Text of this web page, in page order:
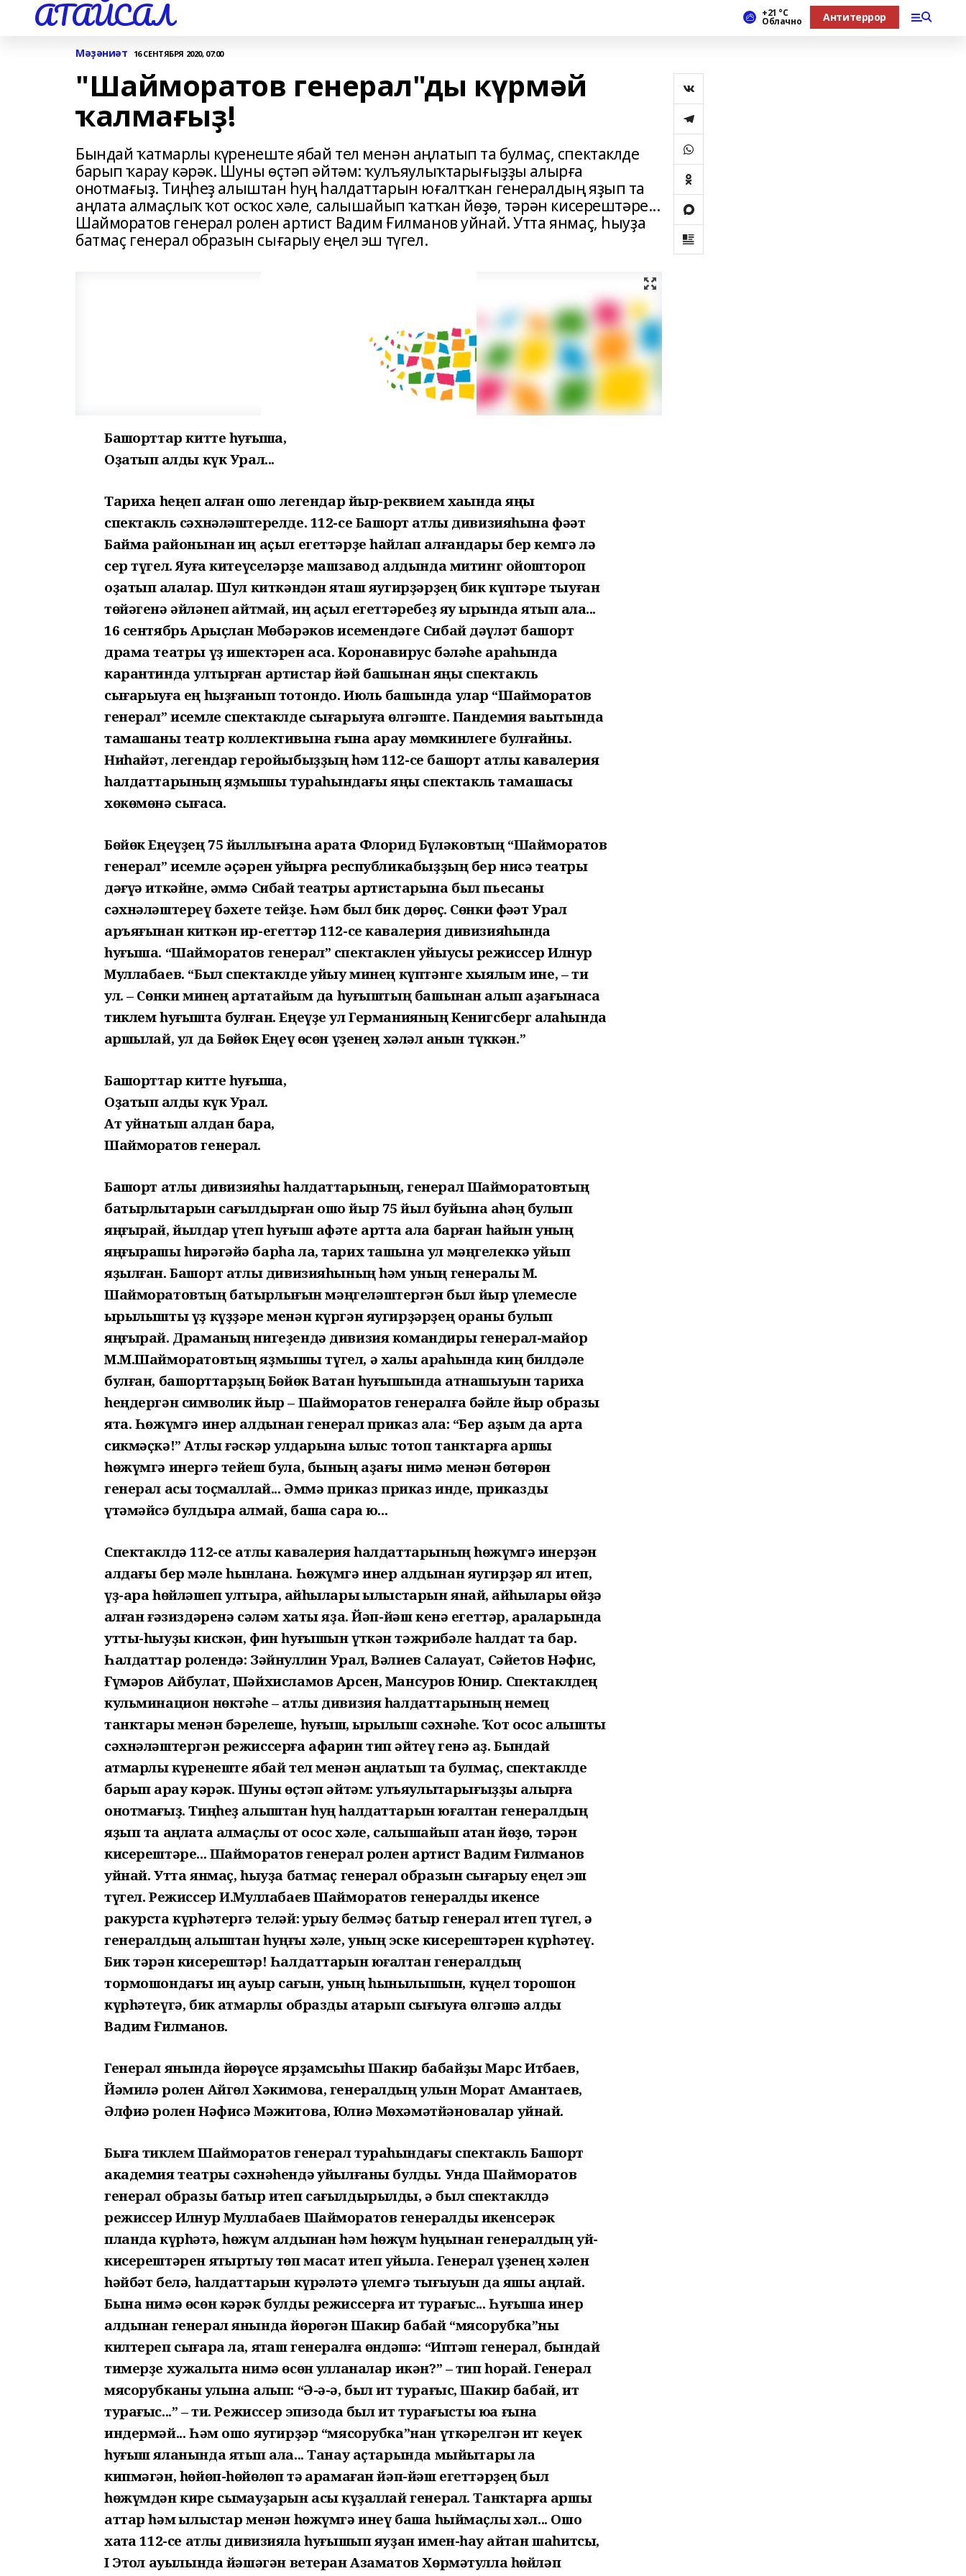
АТАЙСАЛ +21 °С
Облачно Антитеррор
Мәҙәниәт 16 СЕНТЯБРЯ 2020, 07:00
"Шайморатов генерал"ды күрмәй
ҡалмағыҙ!
Бындай ҡатмарлы күренеште ябай тел менән аңлатып та булмаҫ, спектаклде
барып ҡарау кәрәк. Шуны өҫтәп әйтәм: ҡулъяулыҡтарығыҙҙы алырға
онотмағыҙ. Тиңһеҙ алыштан һуң һалдаттарын юғалтҡан генералдың яҙып та
аңлата алмаҫлыҡ ҡот осҡос хәле, салышайып ҡатҡан йөҙө, тәрән кисерештәре...
Шайморатов генерал ролен артист Вадим Ғилманов уйнай. Утта янмаҫ, һыуҙа
батмаҫ генерал образын сығарыу еңел эш түгел.
Башҡорттар китте һуғышҡа,
Оҙатып ҡалды күк Урал...
Тарихҡа һеңеп ҡалған ошо легендар йыр-реквием хаҡында яңы
спектакль сәхнәләштерелде. 112-се Башҡорт атлы дивизияһына фәҡәт
Баймаҡ районынан иң аҫыл егеттәрҙе һайлап алғандары бер кемгә лә
сер түгел. Яуға китеүселәрҙе машзавод алдында митинг ойоштороп
оҙатып ҡалалар. Шул киткәндән яҡташ яугирҙәрҙең бик күптәре тыуған
төйәгенә әйләнеп ҡайтмай, иң аҫыл егеттәребеҙ яу ҡырында ятып ҡала...
16 сентябрь Арыҫлан Мөбәрәков исемендәге Сибай дәүләт башҡорт
драма театры үҙ ишектәрен аса. Коронавирус бәләһе арҡаһында
карантинда ултырған артистар йәй башынан яңы спектакль
сығарыуға ең һыҙғанып тотондо. Июль башында улар “Шайморатов
генерал” исемле спектаклде сығарыуға өлгәште. Пандемия ваҡытында
тамашаны театр коллективына ғына ҡарау мөмкинлеге булғайны.
Ниһайәт, легендар геройыбыҙҙың һәм 112-се башҡорт атлы кавалерия
һалдаттарының яҙмышы тураһындағы яңы спектакль тамашасы
хөкөмөнә сығасаҡ.
Бөйөк Еңеүҙең 75 йыллығына ҡарата Флорид Бүләковтың “Шайморатов
генерал” исемле әҫәрен ҡуйырға республикабыҙҙың бер нисә театры
дәғүә иткәйне, әммә Сибай театры артистарына был пьесаны
сәхнәләштереү бәхете тейҙе. Һәм был бик дөрөҫ. Сөнки фәҡәт Урал
аръяғынан киткән ир-егеттәр 112-се кавалерия дивизияһында
һуғыша. “Шайморатов генерал” спектаклен ҡуйыусы режиссер Илнур
Муллабаев. “Был спектаклде ҡуйыу минең күптәнге хыялым ине, – ти
ул. – Сөнки минең ҡартатайым да һуғыштың башынан алып аҙағынаса
тиклем һуғышта булған. Еңеүҙе ул Германияның Кенигсберг ҡалаһында
ҡаршылай, ул да Бөйөк Еңеү өсөн үҙенең хәләл ҡанын түккән.”
Башҡорттар китте һуғышҡа,
Оҙатып ҡалды күк Урал.
Ат уйнатып алдан бара,
Шайморатов генерал.
Башҡорт атлы дивизияһы һалдаттарының, генерал Шайморатовтың
батырлыҡтарын сағылдырған ошо йыр 75 йыл буйына аһәң булып
яңғырай, йылдар үтеп һуғыш афәте артта ҡала барған һайын уның
яңғырашы һирәгәйә барһа ла, тарих ташына ул мәңгелеккә уйып
яҙылған. Башҡорт атлы дивизияһының һәм уның генералы М.
Шайморатовтың батырлығын мәңгеләштергән был йыр үлемесле
ҡырылышты үҙ күҙҙәре менән күргән яугирҙәрҙең ораны булып
яңғырай. Драманың нигеҙендә дивизия командиры генерал-майор
М.М.Шайморатовтың яҙмышы түгел, ә халыҡ араһында киң билдәле
булған, башҡорттарҙың Бөйөк Ватан һуғышында ҡатнашыуын тарихҡа
һеңдергән символик йыр – Шайморатов генералға бәйле йыр образы
ята. Һөжүмгә инер алдынан генерал приказ ала: “Бер аҙым да артҡа
сикмәҫкә!” Атлы ғәскәр ҡулдарына ҡылыс тотоп танктарға ҡаршы
һөжүмгә инергә тейеш була, бының аҙағы нимә менән бөтөрөн
генерал асыҡ тоҫмаллай... Әммә приказ приказ инде, приказды
үтәмәйсә булдыра алмай, башҡа сара юҡ...
Спектаклдә 112-се атлы кавалерия һалдаттарының һөжүмгә инерҙән
алдағы бер мәле һынлана. Һөжүмгә инер алдынан яугирҙәр ял итеп,
үҙ-ара һөйләшеп ултыра, ҡайһылары ҡылыстарын янай, ҡайһылары өйҙә
ҡалған ғәзиздәренә сәләм хаты яҙа. Йәп-йәш кенә егеттәр, араларында
утты-һыуҙы кискән, фин һуғышын үткән тәжрибәле һалдат та бар.
Һалдаттар ролендә: Зәйнуллин Урал, Вәлиев Салауат, Сәйетов Нәфис,
Ғүмәров Айбулат, Шәйхисламов Арсен, Мансуров Юнир. Спектаклдең
кульминацион нөктәһе – атлы дивизия һалдаттарының немец
танктары менән бәрелеше, һуғыш, ҡырылыш сәхнәһе. Ҡот осҡос алышты
сәхнәләштергән режиссерға афарин тип әйтеү генә аҙ. Бындай
ҡатмарлы күренеште ябай тел менән аңлатып та булмаҫ, спектаклде
барып ҡарау кәрәк. Шуны өҫтәп әйтәм: ҡулъяулыҡтарығыҙҙы алырға
онотмағыҙ. Тиңһеҙ алыштан һуң һалдаттарын юғалтҡан генералдың
яҙып та аңлата алмаҫлыҡ ҡот осҡос хәле, салышайып ҡатҡан йөҙө, тәрән
кисерештәре... Шайморатов генерал ролен артист Вадим Ғилманов
уйнай. Утта янмаҫ, һыуҙа батмаҫ генерал образын сығарыу еңел эш
түгел. Режиссер И.Муллабаев Шайморатов генералды икенсе
ракурста күрһәтергә теләй: ҡурҡыу белмәҫ батыр генерал итеп түгел, ә
генералдың алыштан һуңғы хәле, уның эске кисерештәрен күрһәтеү.
Бик тәрән кисерештәр! Һалдаттарын юғалтҡан генералдың
тормошондағы иң ауыр сағын, уның һынылышын, күңел торошон
күрһәтеүгә, бик ҡатмарлы образды атҡарып сығыуға өлгәшә алды
Вадим Ғилманов.
Генерал янында йөрөүсе ярҙамсыһы Шакир бабайҙы Марс Итбаев,
Йәмилә ролен Айгөл Хәкимова, генералдың улын Морат Амантаев,
Әлфиә ролен Нәфисә Мәжитова, Юлиә Мөхәмәтйәновалар уйнай.
Быға тиклем Шайморатов генерал тураһындағы спектакль Башҡорт
академия театры сәхнәһендә ҡуйылғаны булды. Унда Шайморатов
генерал образы батыр итеп сағылдырылды, ә был спектаклдә
режиссер Илнур Муллабаев Шайморатов генералды икенсерәк
планда күрһәтә, һөжүм алдынан һәм һөжүм һуңынан генералдың уй-
кисерештәрен яҡтыртыу төп маҡсат итеп ҡуйыла. Генерал үҙенең хәлен
һәйбәт белә, һалдаттарын күрәләтә үлемгә тығыуын да яҡшы аңлай.
Бына нимә өсөн кәрәк булды режиссерға ит турағыс... Һуғышҡа инер
алдынан генерал янында йөрөгән Шакир бабай “мясорубка”ны
килтереп сығара ла, яҡташ генералға өндәшә: “Иптәш генерал, бындай
тимерҙе хужалыҡта нимә өсөн ҡулланалар икән?” – тип һорай. Генерал
мясорубканы ҡулына алып: “Ә-ә-ә, был ит турағыс, Шакир бабай, ит
турағыс...” – ти. Режиссер эпизодҡа был ит турағысты юҡҡа ғына
индермәй... Һәм ошо яугирҙәр “мясорубка”нан үткәрелгән ит кеүек
һуғыш яланында ятып ҡала... Танау аҫтарында мыйыҡтары ла
кипмәгән, һөйөп-һөйөлөп тә ҡарамаған йәп-йәш егеттәрҙең был
һөжүмдән кире сыҡмауҙарын асыҡ күҙаллай генерал. Танктарға ҡаршы
аттар һәм ҡылыстар менән һөжүмгә инеү башҡа һыймаҫлыҡ хәл... Ошо
хаҡта 112-се атлы дивизияла һуғышып яуҙан имен-һау ҡайтҡан шаһитсы,
I Этҡол ауылында йәшәгән ветеран Азаматов Хөрмәтулла һөйләп